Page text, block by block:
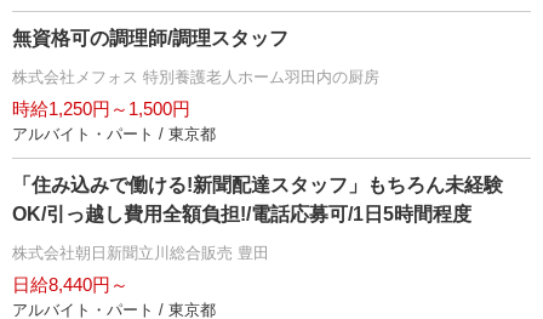
無資格可の調理師/調理スタッフ
株式会社メフォス 特別養護老人ホーム羽田内の厨房
時給1,250円～1,500円
アルバイト・パート / 東京都
「住み込みで働ける!新聞配達スタッフ」もちろん未経験
OK/引っ越し費用全額負担!/電話応募可/1日5時間程度
株式会社朝日新聞立川総合販売 豊田
日給8,440円～
アルバイト・パート / 東京都